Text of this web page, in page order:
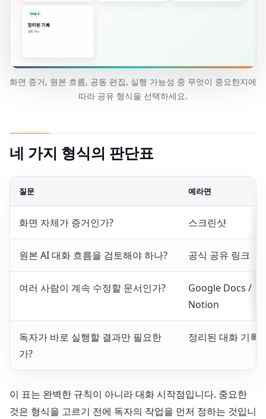
화면 증거, 원본 흐름, 공동 편집, 실행 가능성 중 무엇이 중요한지에
따라 공유 형식을 선택하세요.
네 가지 형식의 판단표
질문 예라면
화면 자체가 증거인가? 스크린샷
원본 AI 대화 흐름을 검토해야 하나? 공식 공유 링크
여러 사람이 계속 수정할 문서인가?
Google Docs /
Notion
독자가 바로 실행할 결과만 필요한
가?
정리된 대화 기록
이 표는 완벽한 규칙이 아니라 대화 시작점입니다. 중요한
것은 형식을 고르기 전에 독자의 작업을 먼저 정하는 것입니